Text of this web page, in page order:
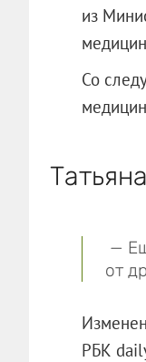
из
Со
—
от
РБК